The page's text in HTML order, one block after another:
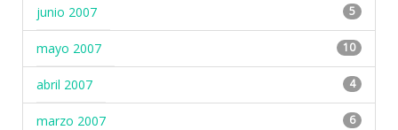
junio 2007 5
mayo 2007 10
abril 2007 4
marzo 2007 6